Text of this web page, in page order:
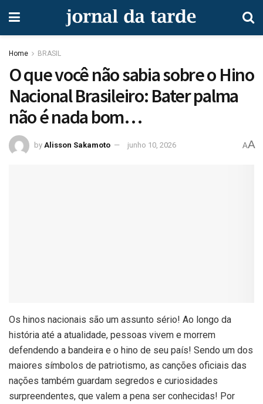
Home BRASIL
O que você não sabia sobre o Hino
Nacional Brasileiro: Bater palma
não é nada bom…
by Alisson Sakamoto junho 10, 2026 AA
Os hinos nacionais são um assunto sério! Ao longo da
história até a atualidade, pessoas vivem e morrem
defendendo a bandeira e o hino de seu país! Sendo um dos
maiores símbolos de patriotismo, as canções oficiais das
nações também guardam segredos e curiosidades
surpreendentes, que valem a pena ser conhecidas! Por